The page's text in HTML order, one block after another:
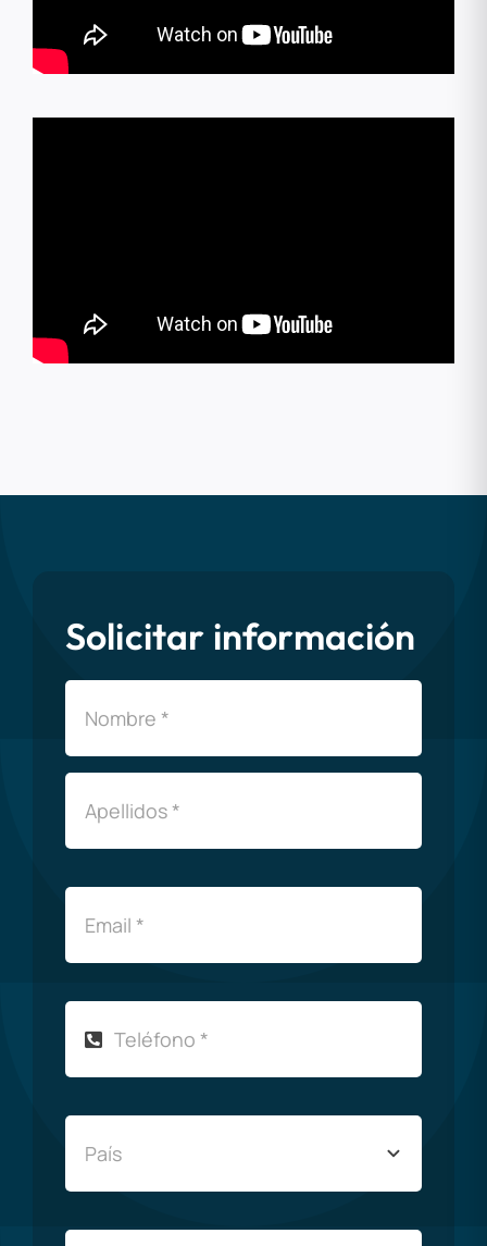
Solicitar información